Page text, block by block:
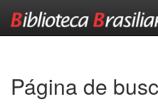
Página de